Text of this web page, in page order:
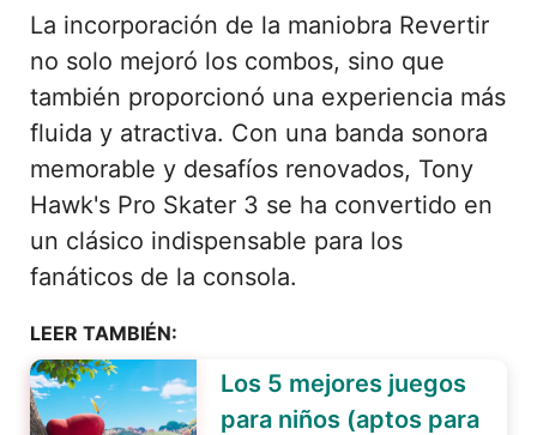
La incorporación de la maniobra Revertir
no solo mejoró los combos, sino que
también proporcionó una experiencia más
fluida y atractiva. Con una banda sonora
memorable y desafíos renovados, Tony
Hawk's Pro Skater 3 se ha convertido en
un clásico indispensable para los
fanáticos de la consola.
LEER TAMBIÉN:
Los 5 mejores juegos
para niños (aptos para